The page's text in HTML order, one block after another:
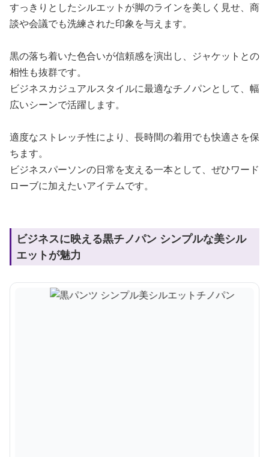
すっきりとしたシルエットが脚のラインを美しく見せ、商
談や会議でも洗練された印象を与えます。
黒の落ち着いた色合いが信頼感を演出し、ジャケットとの
相性も抜群です。
ビジネスカジュアルスタイルに最適なチノパンとして、幅
広いシーンで活躍します。
適度なストレッチ性により、長時間の着用でも快適さを保
ちます。
ビジネスパーソンの日常を支える一本として、ぜひワード
ローブに加えたいアイテムです。
ビジネスに映える黒チノパン シンプルな美シル
エットが魅力